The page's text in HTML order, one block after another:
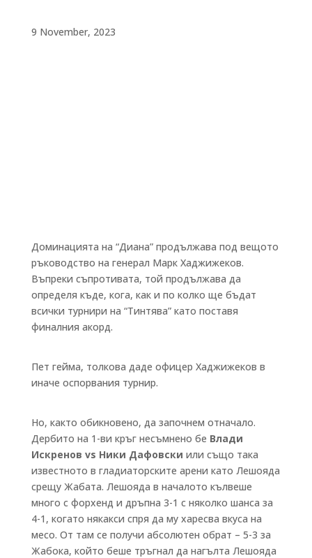
9 November, 2023
Доминацията на “Диана” продължава под вещото
ръководство на генерал Марк Хаджижеков.
Въпреки съпротивата, той продължава да
определя къде, кога, как и по колко ще бъдат
всички турнири на “Тинтява” като поставя
финалния акорд.
Пет гейма, толкова даде офицер Хаджижеков в
иначе оспорвания турнир.
Но, както обикновено, да започнем отначало.
Дербито на 1-ви кръг несъмнено бе Влади
Искренов vs Ники Дафовски или също така
известното в гладиаторските арени като Лешояда
срещу Жабата. Лешояда в началото кълвеше
много с форхенд и дръпна 3-1 с няколко шанса за
4-1, когато някакси спря да му харесва вкуса на
месо. От там се получи абсолютен обрат – 5-3 за
Жабока, който беше тръгнал да нагълта Лешояда